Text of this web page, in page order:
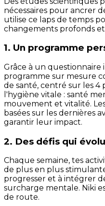
nécessaires pour ancrer
utilise ce laps de temps
changements profonds
1. Un programme
Grâce à un questionnaire
programme sur mesure
de santé, centré sur les 4
l'hygiène vitale : santé
mouvement et vitalité.
basées sur les dernières
garantir leur impact.
2. Des défis qui
Chaque semaine, tes
de plus en plus
progresser et à intégrer
surcharge mentale. Niki
de route.